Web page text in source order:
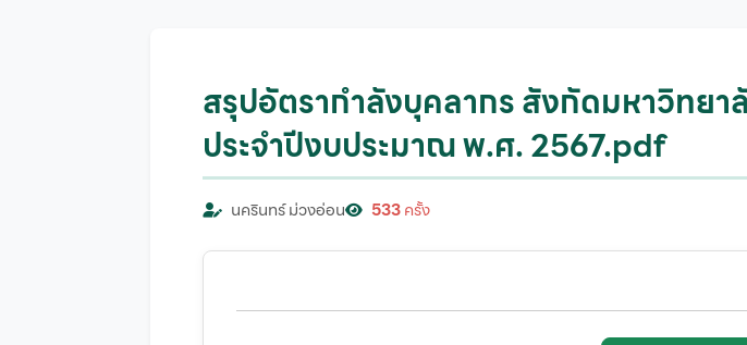
สรุปอัตรากำลังบุคลากร สังกัดมหาวิทย
ประจำปีงบประมาณ พ.ศ. 2567.pdf
นครินทร์ ม่วงอ่อน 533ครั้ง